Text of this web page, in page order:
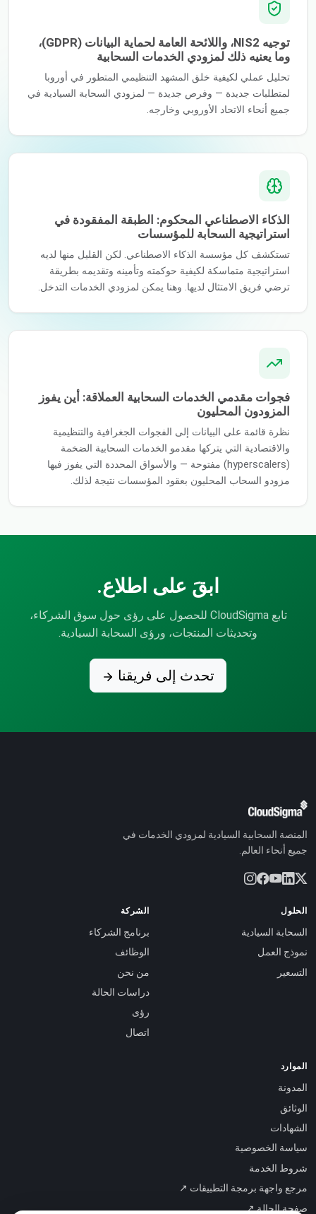
توجيه NIS2، واللائحة العامة لحماية البيانات (GDPR)،
وما يعنيه ذلك لمزودي الخدمات السحابية
تحليل عملي لكيفية خلق المشهد التنظيمي المتطور في أوروبا
لمتطلبات جديدة — وفرص جديدة — لمزودي السحابة السيادية في
جميع أنحاء الاتحاد الأوروبي وخارجه.
الذكاء الاصطناعي المحكوم: الطبقة المفقودة في
استراتيجية السحابة للمؤسسات
تستكشف كل مؤسسة الذكاء الاصطناعي. لكن القليل منها لديه
استراتيجية متماسكة لكيفية حوكمته وتأمينه وتقديمه بطريقة
ترضي فريق الامتثال لديها. وهنا يمكن لمزودي الخدمات التدخل.
فجوات مقدمي الخدمات السحابية العملاقة: أين يفوز
المزودون المحليون
نظرة قائمة على البيانات إلى الفجوات الجغرافية والتنظيمية
والاقتصادية التي يتركها مقدمو الخدمات السحابية الضخمة
(hyperscalers) مفتوحة — والأسواق المحددة التي يفوز فيها
مزودو السحاب المحليون بعقود المؤسسات نتيجة لذلك.
ابقَ على اطلاع.
تابع CloudSigma للحصول على رؤى حول سوق الشركاء،
وتحديثات المنتجات، ورؤى السحابة السيادية.
تحدث إلى فريقنا
المنصة السحابية السيادية لمزودي الخدمات في
جميع أنحاء العالم.
الحلول
السحابة السيادية
نموذج العمل
التسعير
الشركة
برنامج الشركاء
الوظائف
من نحن
دراسات الحالة
رؤى
اتصال
الموارد
المدونة
الوثائق
الشهادات
سياسة الخصوصية
شروط الخدمة
مرجع واجهة برمجة التطبيقات ↗
صفحة الحالة ↗